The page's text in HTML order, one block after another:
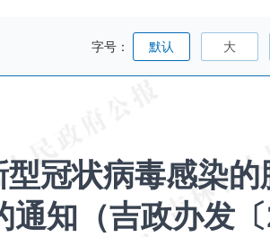
字号： 默认 大
冠状病毒感染
知（吉政办发〔